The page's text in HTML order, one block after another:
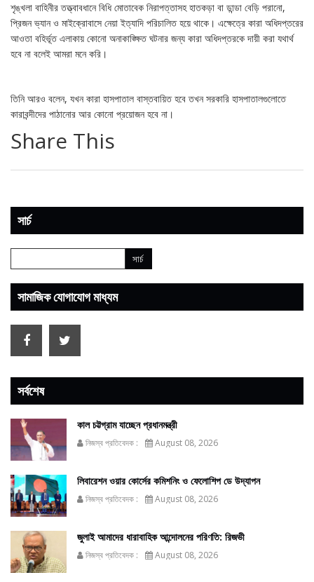
শৃঙ্খলা বাহিনীর তত্ত্বাবধানে বিধি মোতাবেক নিরাপত্তাসহ হাতকড়া বা ডান্ডা বেড়ি পরানো,
প্রিজন ভ্যান ও মাইক্রোবাসে নেয়া ইত্যাদি পরিচালিত হয়ে থাকে। এক্ষেত্রে কারা অধিদপ্তরের
আওতা বহির্ভূত এলাকায় কোনো অনাকাঙ্ক্ষিত ঘটনার জন্য কারা অধিদপ্তরকে দায়ী করা যথার্থ
হবে না বলেই আমরা মনে করি।
তিনি আরও বলেন, যখন কারা হাসপাতাল বাস্তবায়িত হবে তখন সরকারি হাসপাতালগুলোতে
কারাবন্দীদের পাঠানোর আর কোনো প্রয়োজন হবে না।
Share This
সার্চ
সামাজিক যোগাযোগ মাধ্যম
সর্বশেষ
কাল চট্টগ্রাম যাচ্ছেন প্রধানমন্ত্রী
নিজস্ব প্রতিবেদক : August 08, 2026
লিবারেশন ওয়ার কোর্সের কমিশনিং ও ফেলোশিপ ডে উদ্‌যাপন
নিজস্ব প্রতিবেদক : August 08, 2026
জুলাই আমাদের ধারাবাহিক আন্দোলনের পরিণতি: রিজভী
নিজস্ব প্রতিবেদক : August 08, 2026